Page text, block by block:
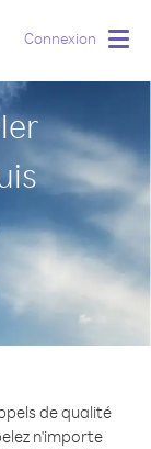
Connexion
de qualité
n'importe